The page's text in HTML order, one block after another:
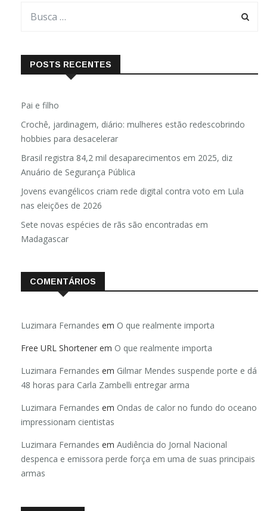
POSTS RECENTES
Pai e filho
Crochê, jardinagem, diário: mulheres estão redescobrindo
hobbies para desacelerar
Brasil registra 84,2 mil desaparecimentos em 2025, diz
Anuário de Segurança Pública
Jovens evangélicos criam rede digital contra voto em Lula
nas eleições de 2026
Sete novas espécies de rãs são encontradas em
Madagascar
COMENTÁRIOS
Luzimara Fernandes em O que realmente importa
Free URL Shortener em O que realmente importa
Luzimara Fernandes em Gilmar Mendes suspende porte e dá
48 horas para Carla Zambelli entregar arma
Luzimara Fernandes em Ondas de calor no fundo do oceano
impressionam cientistas
Luzimara Fernandes em Audiência do Jornal Nacional
despenca e emissora perde força em uma de suas principais
armas